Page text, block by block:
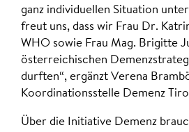
ganz individuellen Situation
freut uns, dass wir Frau Dr.
WHO sowie Frau Mag. Brigitte
österreichischen
durften“, ergänzt Verena
Koordinationsstelle Demenz
Über die Initiative Demenz